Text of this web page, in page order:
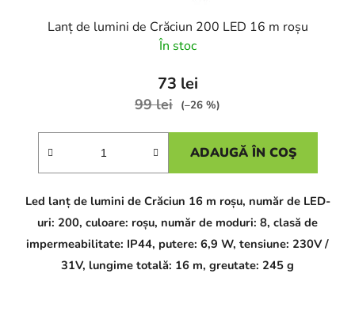
Lanț de lumini de Crăciun 200 LED 16 m roșu
În stoc
73 lei
99 lei (–26 %)
ADAUGĂ ÎN COŞ
Led lanț de lumini de Crăciun 16 m roșu, număr de LED-
uri: 200, culoare: roșu, număr de moduri: 8, clasă de
impermeabilitate: IP44, putere: 6,9 W, tensiune: 230V /
31V, lungime totală: 16 m, greutate: 245 g